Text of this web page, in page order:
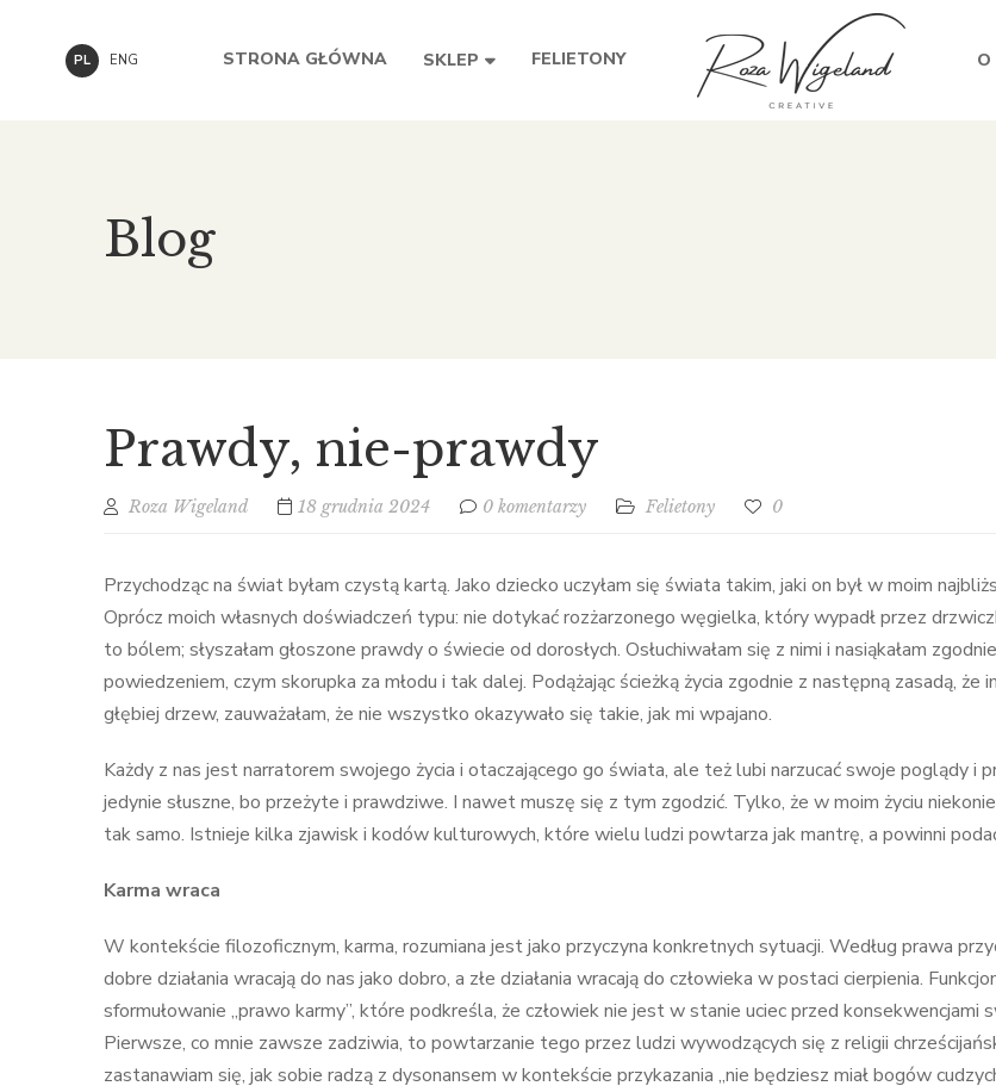
PL ENG STRONA GŁÓWNA SKLEP FELIETONY O
Blog
Prawdy, nie-prawdy
Roza Wigeland 18 grudnia 2024 0 komentarzy Felietony 0
Przychodząc na świat byłam czystą kartą. Jako dziecko uczyłam się świata takim, jaki on był w moim
Oprócz moich własnych doświadczeń typu: nie dotykać rozżarzonego węgielka, który wypadł przez
to bólem; słyszałam głoszone prawdy o świecie od dorosłych. Osłuchiwałam się z nimi i nasiąkałam
powiedzeniem, czym skorupka za młodu i tak dalej. Podążając ścieżką życia zgodnie z następną zasadą, że
głębiej drzew, zauważałam, że nie wszystko okazywało się takie, jak mi wpajano.
Każdy z nas jest narratorem swojego życia i otaczającego go świata, ale też lubi narzucać swoje poglądy i
jedynie słuszne, bo przeżyte i prawdziwe. I nawet muszę się z tym zgodzić. Tylko, że w moim życiu
tak samo. Istnieje kilka zjawisk i kodów kulturowych, które wielu ludzi powtarza jak mantrę, a powinni
Karma wraca
W kontekście filozoficznym, karma, rozumiana jest jako przyczyna konkretnych sytuacji. Według prawa
dobre działania wracają do nas jako dobro, a złe działania wracają do człowieka w postaci cierpienia.
sformułowanie „prawo karmy”, które podkreśla, że człowiek nie jest w stanie uciec przed konsekwencjami
Pierwsze, co mnie zawsze zadziwia, to powtarzanie tego przez ludzi wywodzących się z religii
zastanawiam się, jak sobie radzą z dysonansem w kontekście przykazania „nie będziesz miał bogów